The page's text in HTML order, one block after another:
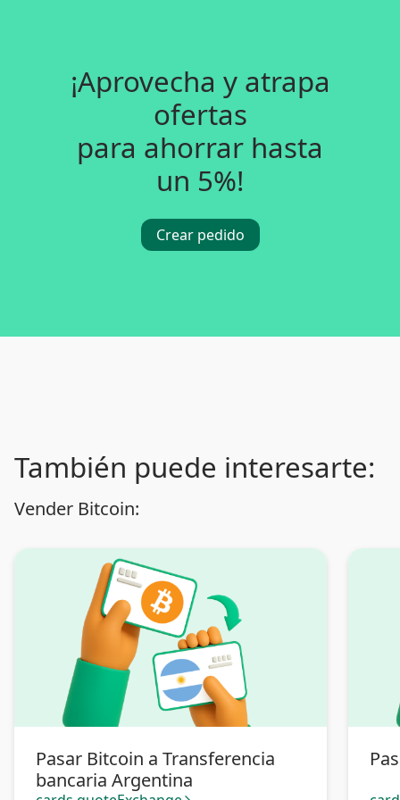
¡Aprovecha y atrapa
ofertas
para ahorrar hasta
un 5%!
Crear pedido
También puede interesarte:
Vender Bitcoin:
Pasar Bitcoin a Transferencia
bancaria Argentina